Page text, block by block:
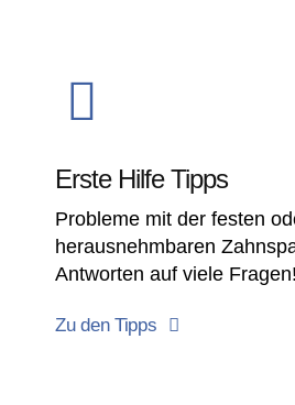
Erste Hilfe Tipps​
Probleme mit der festen
herausnehmbaren
Antworten auf viele Fragen!
Zu den Tipps